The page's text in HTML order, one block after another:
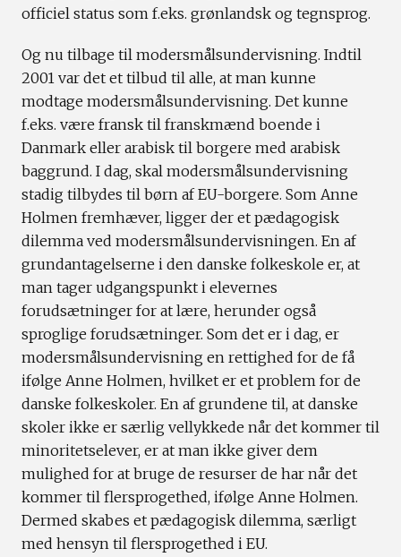
officiel status som f.eks. grønlandsk og tegnsprog.
Og nu tilbage til modersmålsundervisning. Indtil
2001 var det et tilbud til alle, at man kunne
modtage modersmålsundervisning. Det kunne
f.eks. være fransk til franskmænd boende i
Danmark eller arabisk til borgere med arabisk
baggrund. I dag, skal modersmålsundervisning
stadig tilbydes til børn af EU-borgere. Som Anne
Holmen fremhæver, ligger der et pædagogisk
dilemma ved modersmålsundervisningen. En af
grundantagelserne i den danske folkeskole er, at
man tager udgangspunkt i elevernes
forudsætninger for at lære, herunder også
sproglige forudsætninger. Som det er i dag, er
modersmålsundervisning en rettighed for de få
ifølge Anne Holmen, hvilket er et problem for de
danske folkeskoler. En af grundene til, at danske
skoler ikke er særlig vellykkede når det kommer til
minoritetselever, er at man ikke giver dem
mulighed for at bruge de resurser de har når det
kommer til flersprogethed, ifølge Anne Holmen.
Dermed skabes et pædagogisk dilemma, særligt
med hensyn til flersprogethed i EU.